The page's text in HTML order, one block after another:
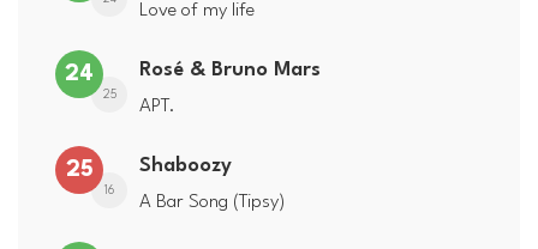
Love of my life
24
25
Rosé & Bruno Mars
APT.
25
16
Shaboozy
A Bar Song (Tipsy)